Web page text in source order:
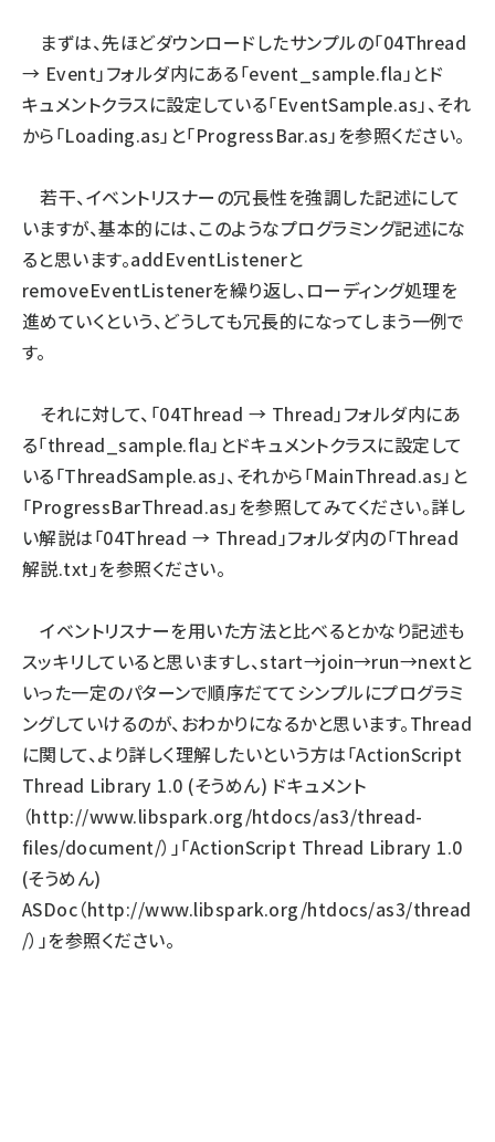
まずは、先ほどダウンロードしたサンプルの「04Thread
→ Event」フォルダ内にある「event_sample.fla」とド
キュメントクラスに設定している「EventSample.as」、それ
から「Loading.as」と「ProgressBar.as」を参照ください。
若干、イベントリスナーの冗長性を強調した記述にして
いますが、基本的には、このようなプログラミング記述にな
ると思います。addEventListenerと
removeEventListenerを繰り返し、ローディング処理を
進めていくという、どうしても冗長的になってしまう一例で
す。
それに対して、「04Thread → Thread」フォルダ内にあ
る「thread_sample.fla」とドキュメントクラスに設定して
いる「ThreadSample.as」、それから「MainThread.as」と
「ProgressBarThread.as」を参照してみてください。詳し
い解説は「04Thread → Thread」フォルダ内の「Thread
解説.txt」を参照ください。
イベントリスナーを用いた方法と比べるとかなり記述も
スッキリしていると思いますし、start→join→run→nextと
いった一定のパターンで順序だててシンプルにプログラミ
ングしていけるのが、おわかりになるかと思います。Thread
に関して、より詳しく理解したいという方は「ActionScript
Thread Library 1.0 (そうめん) ドキュメント
（http://www.libspark.org/htdocs/as3/thread-
files/document/）」「ActionScript Thread Library 1.0
(そうめん)
ASDoc（http://www.libspark.org/htdocs/as3/thread
/）」を参照ください。